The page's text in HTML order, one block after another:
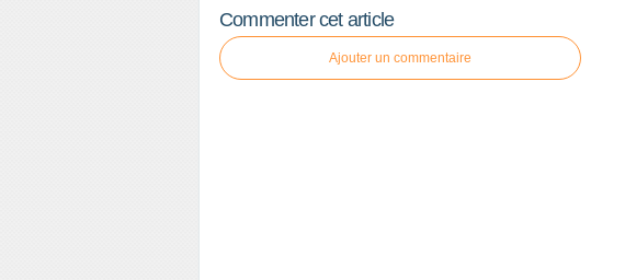
Commenter cet article
Ajouter un commentaire